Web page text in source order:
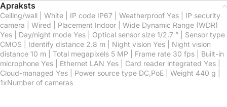
Apraksts
Ceiling/wall | White | IP code IP67 | Weatherproof Yes | IP security
camera | Wired | Placement Indoor | Wide Dynamic Range (WDR)
Yes | Day/night mode Yes | Optical sensor size 1/2.7 ” | Sensor type
CMOS | Identify distance 2.8 m | Night vision Yes | Night vision
distance 10 m | Total megapixels 5 MP | Frame rate 30 fps | Built-in
microphone Yes | Ethernet LAN Yes | Card reader integrated Yes |
Cloud-managed Yes | Power source type DC,PoE | Weight 440 g |
1xNumber of cameras